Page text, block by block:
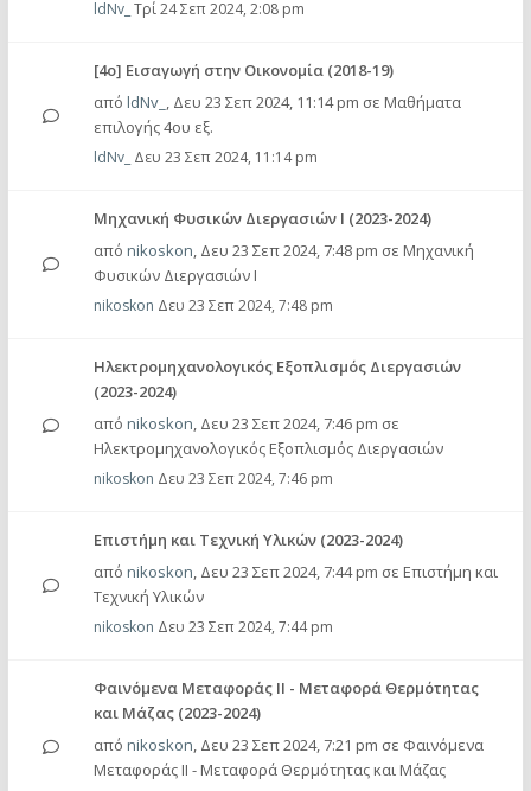
ldNv_ Τρί 24 Σεπ 2024, 2:08 pm
[4ο] Εισαγωγή στην Οικονομία (2018-19)
από ldNv_ , Δευ 23 Σεπ 2024, 11:14 pm σε Μαθήματα
επιλογής 4ου εξ.
ldNv_ Δευ 23 Σεπ 2024, 11:14 pm
Μηχανική Φυσικών Διεργασιών Ι (2023-2024)
από nikoskon, Δευ 23 Σεπ 2024, 7:48 pm σε Μηχανική
Φυσικών Διεργασιών Ι
nikoskon Δευ 23 Σεπ 2024, 7:48 pm
Ηλεκτρομηχανολογικός Εξοπλισμός Διεργασιών
(2023-2024)
από nikoskon, Δευ 23 Σεπ 2024, 7:46 pm σε
Ηλεκτρομηχανολογικός Εξοπλισμός Διεργασιών
nikoskon Δευ 23 Σεπ 2024, 7:46 pm
Επιστήμη και Τεχνική Υλικών (2023-2024)
από nikoskon, Δευ 23 Σεπ 2024, 7:44 pm σε Επιστήμη και
Τεχνική Υλικών
nikoskon Δευ 23 Σεπ 2024, 7:44 pm
Φαινόμενα Μεταφοράς II - Μεταφορά Θερμότητας
και Μάζας (2023-2024)
από nikoskon, Δευ 23 Σεπ 2024, 7:21 pm σε Φαινόμενα
Μεταφοράς II - Μεταφορά Θερμότητας και Μάζας